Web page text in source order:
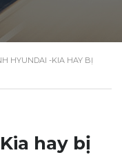
HYUNDAI -KIA HAY BỊ
hay bị